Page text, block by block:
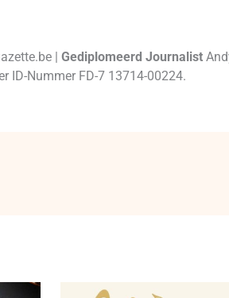
|Gediplomeerd Journalist
ID-Nummer FD-7 13714-00224.